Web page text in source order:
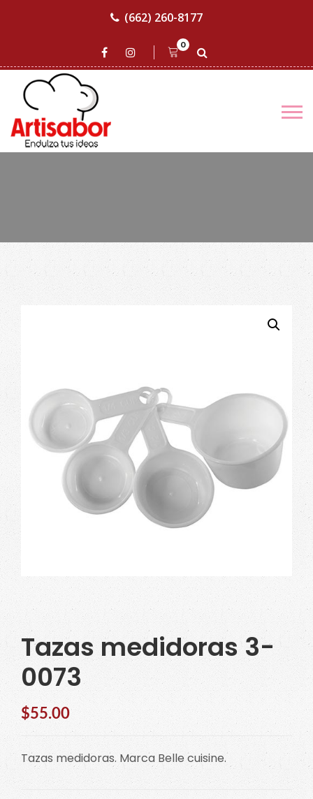
(662) 260-8177
0
Tazas medidoras 3-
0073
$55.00
Tazas medidoras. Marca Belle cuisine.